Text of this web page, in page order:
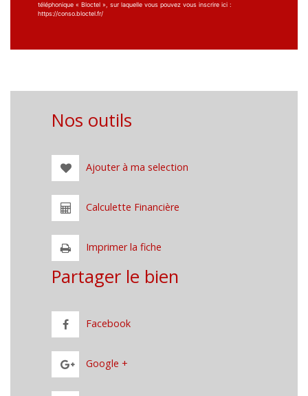
téléphonique « Bloctel », sur laquelle vous pouvez vous inscrire ici :
https://conso.bloctel.fr/
Nos outils
Ajouter à ma selection
Calculette Financière
Imprimer la fiche
Partager le bien
Facebook
Google +